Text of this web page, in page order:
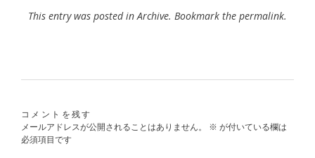
This entry was posted inArchive. Bookmark the permalink.
コメントを残す
メールアドレスが公開されることはありません。
※ が付いている欄は
必須項目です